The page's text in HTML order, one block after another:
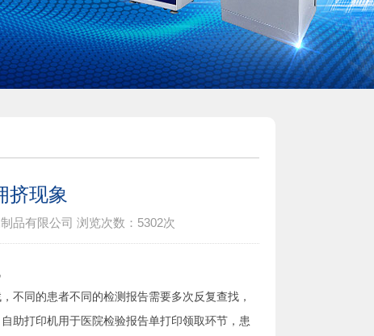
挤现象
品有限公司 浏览次数： 5302次
不同的患者不同的检测报告需要多次反复查找，
助打印机用于医院检验报告单打印领取环节，患